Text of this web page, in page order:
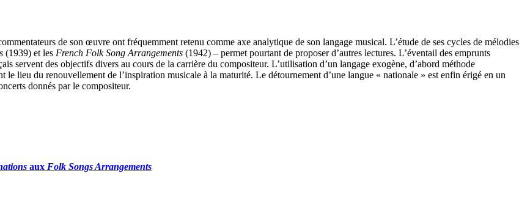
de son œuvre ont fréquemment retenu comme axe analytique de son langage musical. L’étude de ses cycles de mélodies
(1939) et les French Folk Song Arrangements (1942) – permet pourtant de proposer d’autres lectures. L’éventail des emprunts
servent des objectifs divers au cours de la carrière du compositeur. L’utilisation d’un langage exogène, d’abord méthode
lieu du renouvellement de l’inspiration musicale à la maturité. Le détournement d’une langue « nationale » est enfin érigé en un
donnés par le compositeur.
aux Folk Songs Arrangements